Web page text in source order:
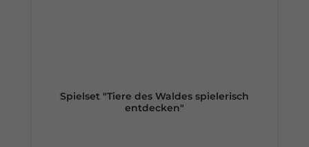
Spielset "Tiere des Waldes spielerisch
entdecken"